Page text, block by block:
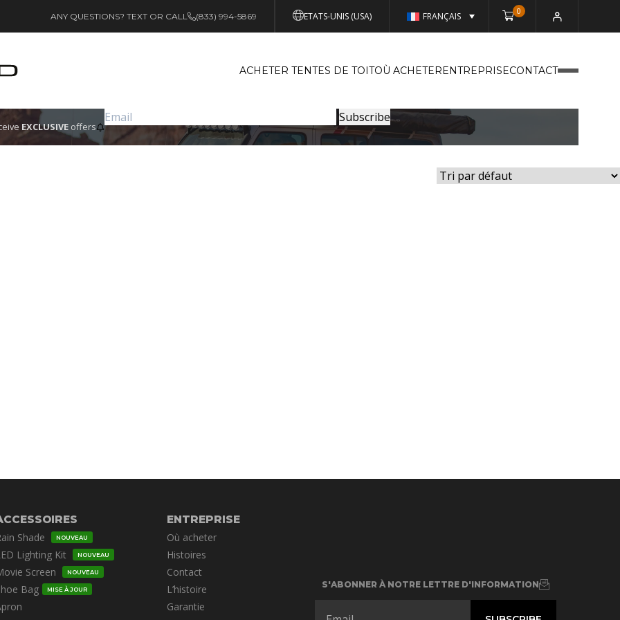
ETATS-UNIS (USA)
ANY QUESTIONS? TEXT OR CALL (833) 994-5869 FRANÇAIS 0
ACHETER TENTES DE TOITOÙ ACHETERENTREPRISECONTACT
EXCLUSIVE offers
Shade
NOUVEAU
Lighting Kit NOUVEAU
Screen NOUVEAU
Bag MISE À JOUR
ENTREPRISE
Où acheter
Histoires
Contact
L’histoire
Garantie
S'ABONNER À NOTRE LETTRE D'INFORMATION